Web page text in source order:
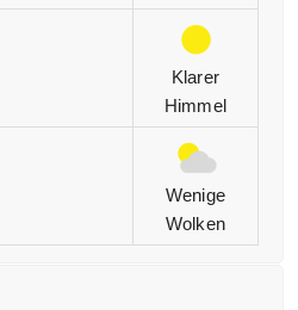
Klarer
Himmel
Wenige
Wolken